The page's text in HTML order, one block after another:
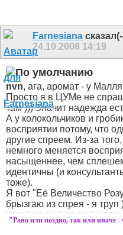
Farnesiana
24.10.2008 14:19
nvn, ага, аромат - у
Просто я в ЦУМе не
там ))) Значит надежда
А у колокольчиков и
восприятии потому, что
другие спреем. Из-за
немного меняется
насыщеннее, чем
идентичны (и
тоже).
Я вот "Её Величество
брызгаю из спрея - я труп
"Рано или поздно, так или иначе -